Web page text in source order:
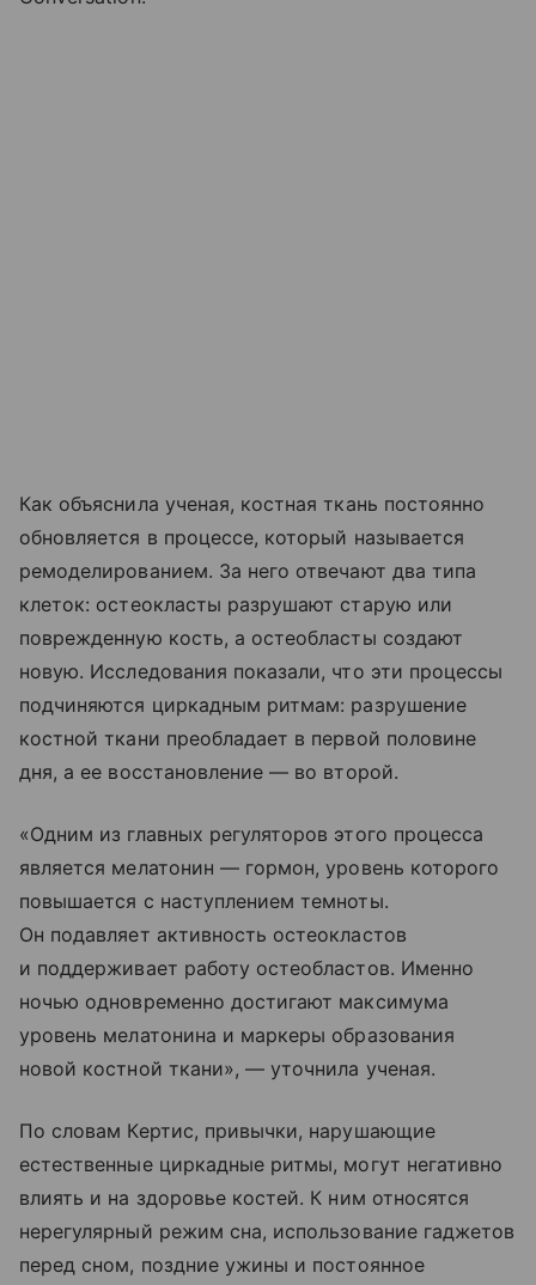
Как объяснила ученая, костная ткань постоянно
обновляется в процессе, который называется
ремоделированием. За него отвечают два типа
клеток: остеокласты разрушают старую или
поврежденную кость, а остеобласты создают
новую. Исследования показали, что эти процессы
подчиняются циркадным ритмам: разрушение
костной ткани преобладает в первой половине
дня, а ее восстановление — во второй.
«Одним из главных регуляторов этого процесса
является мелатонин — гормон, уровень которого
повышается с наступлением темноты.
Он подавляет активность остеокластов
и поддерживает работу остеобластов. Именно
ночью одновременно достигают максимума
уровень мелатонина и маркеры образования
новой костной ткани», — уточнила ученая.
По словам Кертис, привычки, нарушающие
естественные циркадные ритмы, могут негативно
влиять и на здоровье костей. К ним относятся
нерегулярный режим сна, использование гаджетов
перед сном, поздние ужины и постоянное